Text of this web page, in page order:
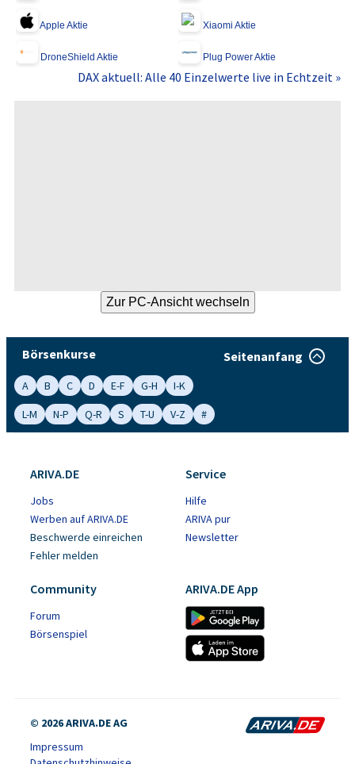
Apple Aktie Xiaomi Aktie
DroneShield Aktie Plug Power Aktie
DAX aktuell: Alle 40 Einzelwerte live in Echtzeit »
Börsenkurse Seitenanfang
A B C D E-F G-H
I-K
L-M
N-P Q-R S T-U V-Z #
ARIVA.DE
Jobs
Werben auf ARIVA.DE
Beschwerde einreichen
Fehler melden
Service
Hilfe
ARIVA pur
Newsletter
Community
Forum
Börsenspiel
ARIVA.DE App
© 2026 ARIVA.DE AG
Impressum